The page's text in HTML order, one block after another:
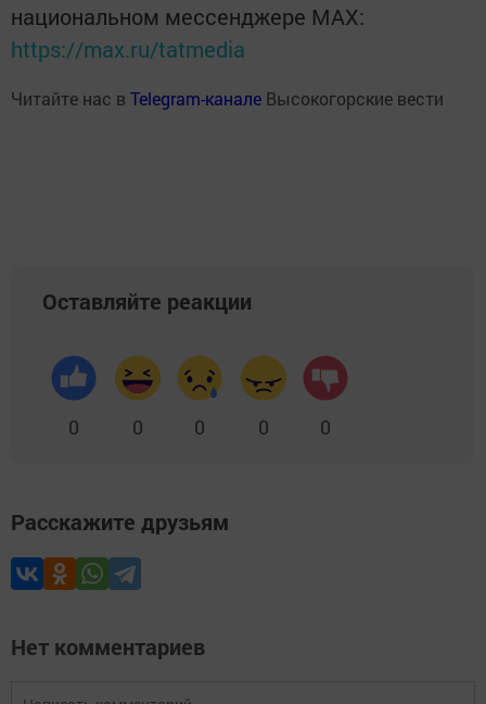
национальном мессенджере MАХ:
https://max.ru/tatmedia
Читайте нас в Telegram-канале Высокогорские вести
Оставляйте реакции
0 0 0 0 0
Расскажите друзьям
Нет комментариев